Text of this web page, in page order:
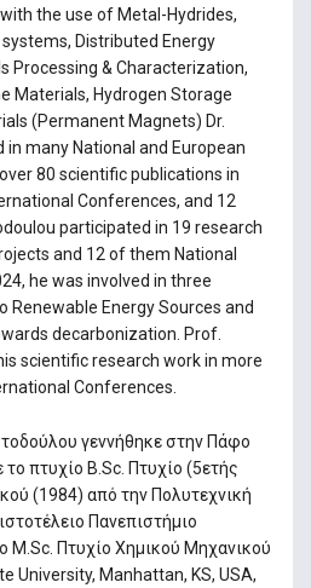
the use of Metal-Hydrides,
Distributed Energy
Processing & Characterization,
Materials, Hydrogen Storage
(Permanent Magnets) Dr.
many National and European
80 scientific publications in
Conferences, and 12
participated in 19 research
and 12 of them National
he was involved in three
Renewable Energy Sources and
decarbonization. Prof.
scientific research work in more
Conferences.
γεννήθηκε στην Πάφο
πτυχίο B.Sc. Πτυχίο (5ετής
(1984) από την Πολυτεχνική
Πανεπιστήμιο
M.Sc. Πτυχίο Χημικού Μηχανικού
University, Manhattan, KS, USA,